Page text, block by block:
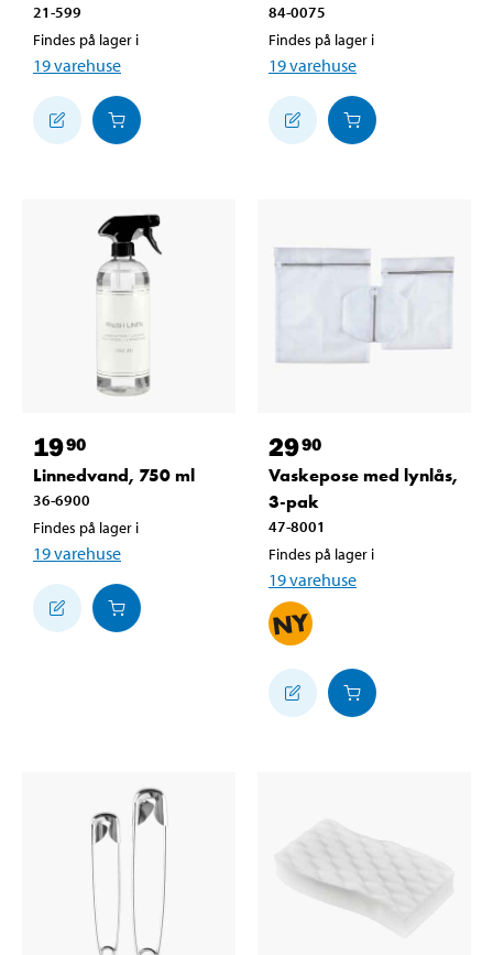
21-599
Findes på lager i
19varehuse
84-0075
Findes på lager i
19varehuse
1990
Linnedvand, 750 ml
36-6900
Findes på lager i
19varehuse
2990
Vaskepose med lynlås,
3-pak
47-8001
Findes på lager i
19varehuse